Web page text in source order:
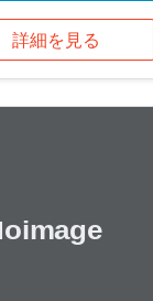
詳細を見る